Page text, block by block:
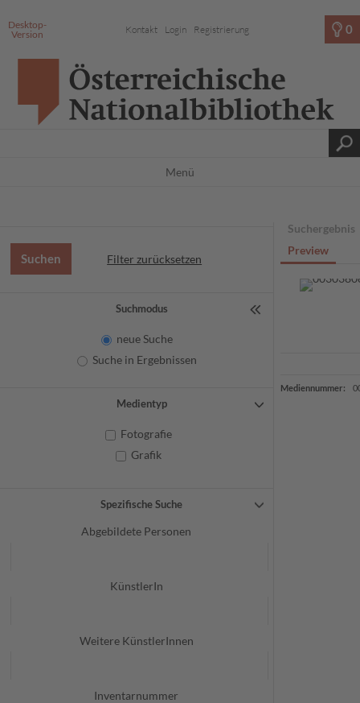
Desktop-
Version
Kontakt Login Registrierung 0
Menü
Filter zurücksetzen
Suchmodus
neue Suche
Suche in Ergebnissen
Medientyp
Fotografie
Grafik
Spezifische Suche
Abgebildete Personen
KünstlerIn
Weitere KünstlerInnen
Inventarnummer
Suchergebnis
Preview
Mediennummer: